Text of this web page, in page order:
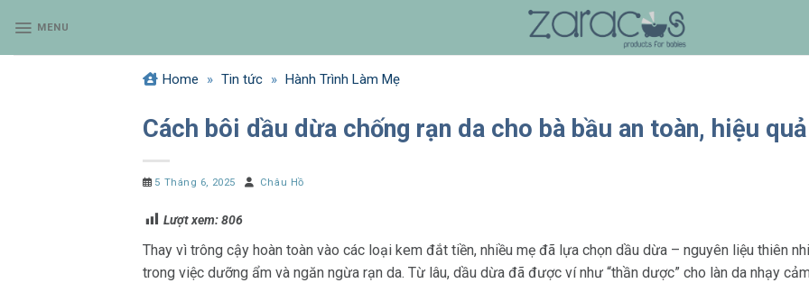
qua
nội
MENU
Home » Tin tức » Hành Trình Làm Mẹ
Cách bôi dầu dừa chống rạn da cho bà bầu an toàn, hiệu
5 Tháng 6, 2025 Châu Hồ
Lượt xem:806
Thay vì trông cậy hoàn toàn vào các loại kem đắt tiền, nhiều mẹ đã lựa chọn dầu dừa – nguyên liệu thiên
trong việc dưỡng ẩm và ngăn ngừa rạn da. Từ lâu, dầu dừa đã được ví như “thần dược” cho làn da nhạy